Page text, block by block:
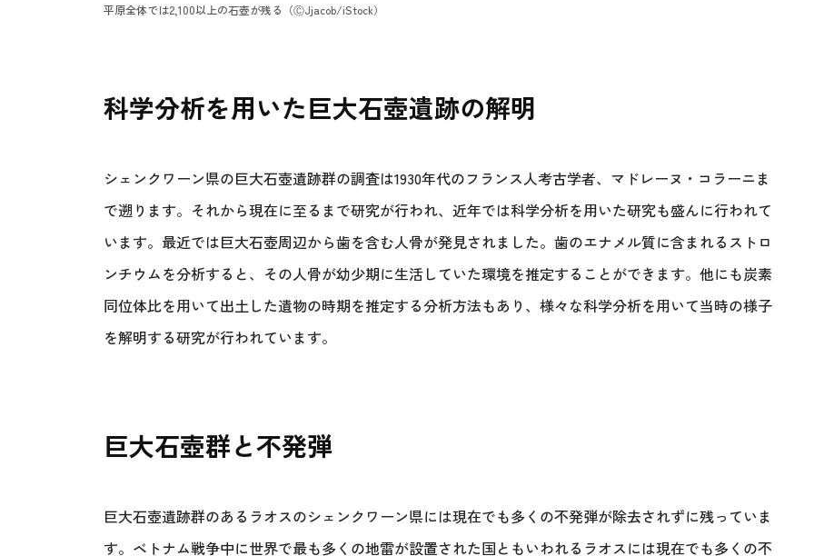
平原全体では2,100以上の石壺が残る（ⒸJjacob/iStock）
科学分析を用いた巨大石壺遺跡の解明
シェンクワーン県の巨大石壺遺跡群の調査は1930年代のフランス人考古学者、マドレーヌ・コラーニま
で遡ります。それから現在に至るまで研究が行われ、近年では科学分析を用いた研究も盛んに行われて
います。最近では巨大石壺周辺から歯を含む人骨が発見されました。歯のエナメル質に含まれるストロ
ンチウムを分析すると、その人骨が幼少期に生活していた環境を推定することができます。他にも炭素
同位体比を用いて出土した遺物の時期を推定する分析方法もあり、様々な科学分析を用いて当時の様子
を解明する研究が行われています。
巨大石壺群と不発弾
巨大石壺遺跡群のあるラオスのシェンクワーン県には現在でも多くの不発弾が除去されずに残っていま
す。ベトナム戦争中に世界で最も多くの地雷が設置された国ともいわれるラオスには現在でも多くの不